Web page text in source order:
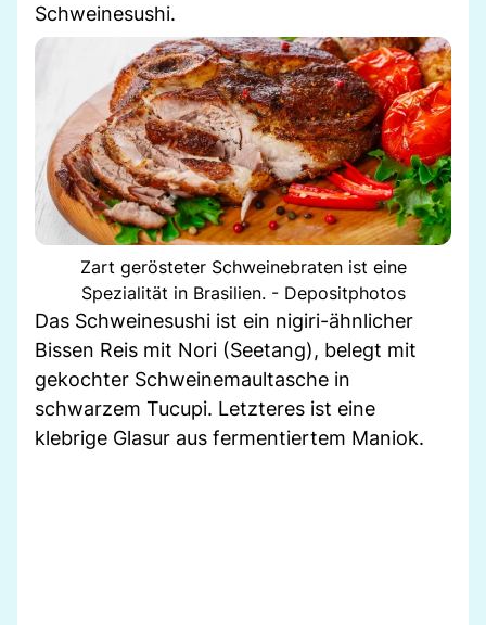
Schweinesushi.
Zart gerösteter Schweinebraten ist eine
Spezialität in Brasilien. - Depositphotos
Das Schweinesushi ist ein nigiri-ähnlicher
Bissen Reis mit Nori (Seetang), belegt mit
gekochter Schweinemaultasche in
schwarzem Tucupi. Letzteres ist eine
klebrige Glasur aus fermentiertem Maniok.